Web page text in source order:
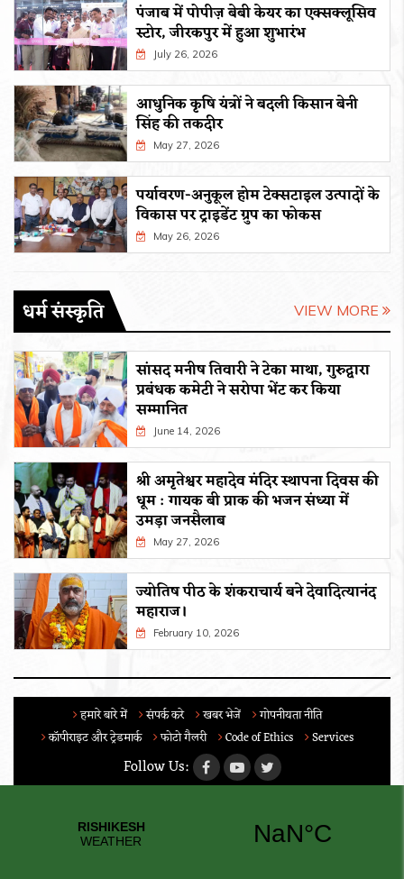
पंजाब में पोपीज़ बेबी केयर का एक्सक्लूसिव
स्टोर, जीरकपुर में हुआ शुभारंभ
July 26, 2026
आधुनिक कृषि यंत्रों ने बदली किसान बेनी
सिंह की तकदीर
May 27, 2026
पर्यावरण-अनुकूल होम टेक्सटाइल उत्पादों के
विकास पर ट्राइडेंट ग्रुप का फोकस
May 26, 2026
धर्म संस्कृति VIEW MORE
सांसद मनीष तिवारी ने टेका माथा, गुरुद्वारा
प्रबंधक कमेटी ने सरोपा भेंट कर किया
सम्मानित
June 14, 2026
श्री अमृतेश्वर महादेव मंदिर स्थापना दिवस की
धूम : गायक बी प्राक की भजन संध्या में
उमड़ा जनसैलाब
May 27, 2026
ज्योतिष पीठ के शंकराचार्य बने देवादित्यानंद
महाराज।
February 10, 2026
हमारे बारे में संपर्क करे खबर भेजें
गोपनीयता नीति
कॉपीराइट और ट्रेडमार्क
फोटो गैलरी Code of Ethics Services
Follow Us: